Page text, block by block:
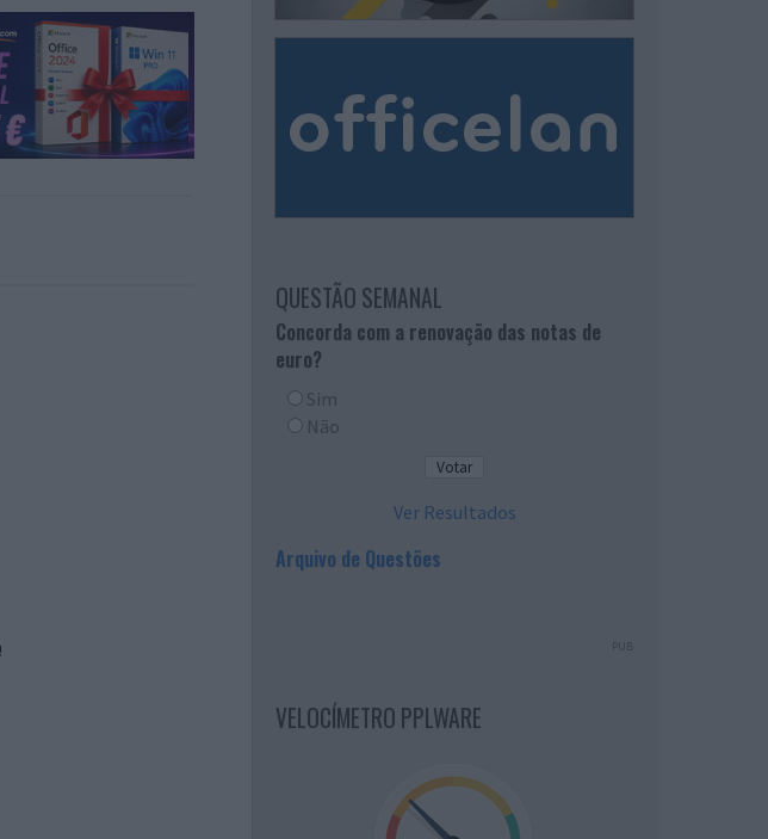
QUESTÃO SEMANAL
Concorda com a renovação das notas de
euro?
Sim
Não
Ver Resultados
Arquivo de Questões
PUB
VELOCÍMETRO PPLWARE